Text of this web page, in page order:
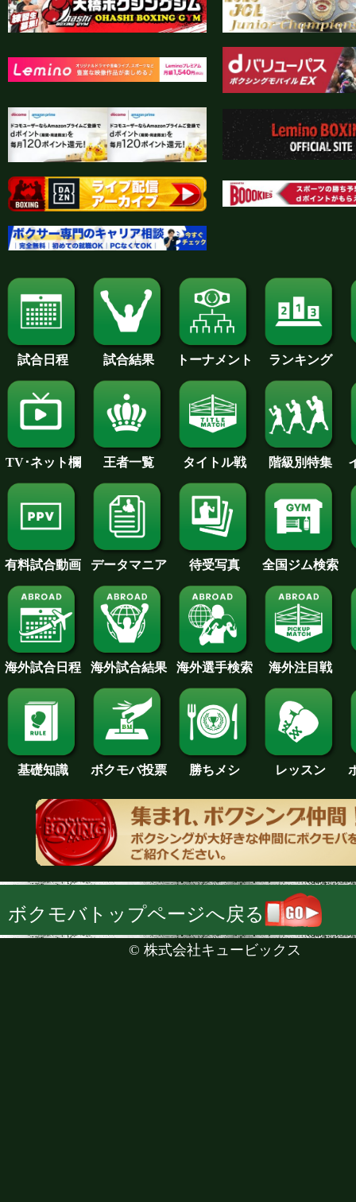
試合日程 試合結果 トーナメント ランキング
TV･ネット欄 王者一覧 タイトル戦 階級別特集
有料試合動画 データマニア 待受写真 全国ジム検索
海外試合日程 海外試合結果 海外選手検索 海外注目戦
基礎知識 ボクモバ投票 勝ちメシ レッスン
ボクモバトップページへ戻る
© 株式会社キュービックス